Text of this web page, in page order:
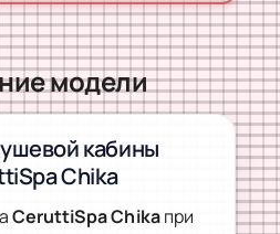
модели
кабины
Chika
CeruttiSpa Chikaпри